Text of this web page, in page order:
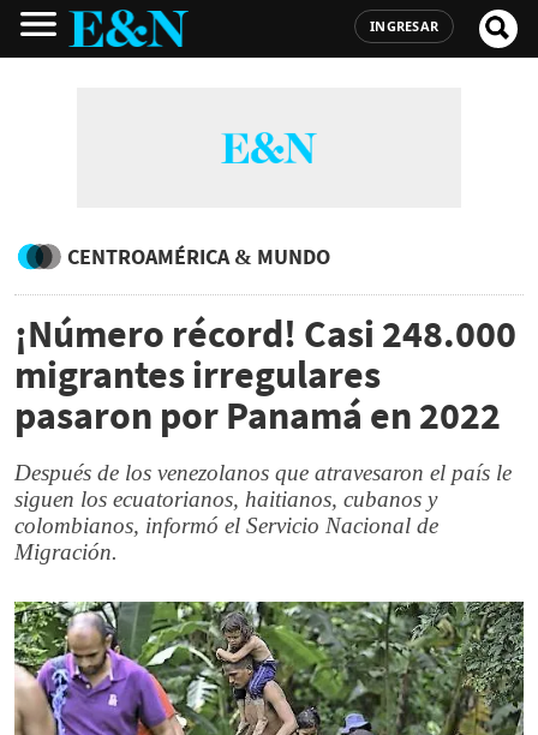
INGRESAR
CENTROAMÉRICA & MUNDO
¡Número récord! Casi 248.000
migrantes irregulares
pasaron por Panamá en 2022
Después de los venezolanos que atravesaron el país le
siguen los ecuatorianos, haitianos, cubanos y
colombianos, informó el Servicio Nacional de
Migración.